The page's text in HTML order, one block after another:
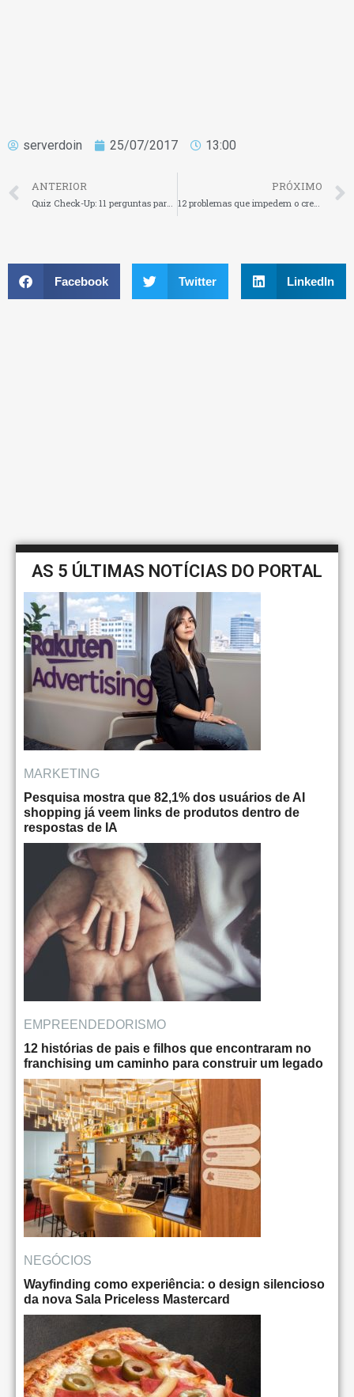
serverdoin 25/07/2017 13:00
ANTERIOR
Quiz Check-Up: 11 perguntas para alavancar o crescimento do seu negócio
PRÓXIMO
12 problemas que impedem o crescimento de uma rede de franquias
Facebook Twitter LinkedIn
AS 5 ÚLTIMAS NOTÍCIAS DO PORTAL
MARKETING
Pesquisa mostra que 82,1% dos usuários de AI
shopping já veem links de produtos dentro de
respostas de IA
EMPREENDEDORISMO
12 histórias de pais e filhos que encontraram no
franchising um caminho para construir um legado
NEGÓCIOS
Wayfinding como experiência: o design silencioso
da nova Sala Priceless Mastercard